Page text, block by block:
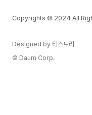
Copyrights © 2024 All
Designed by 티스토리
© Daum Corp.